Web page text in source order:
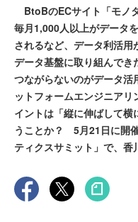
BtoBのECサイト「モノ
毎月1,000人以上がデータ
されるなど、データ利活
データ基盤に取り組んで
つながらないのがデータ
ットフォームエンジニア
イントは「縦に伸ばして
うことか？ 5月21日に開
ティクスサミット」で、香